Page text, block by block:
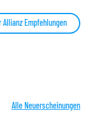
Allianz Empfehlungen
Alle Neuerscheinungen